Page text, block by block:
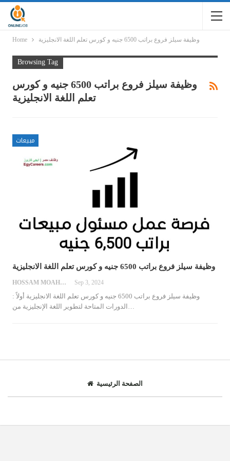
Home وظيفة سيلز فروع براتب 6500 جنيه و كورس تعلم اللغة الانجليزية
Browsing Tag
وظيفة سيلز فروع براتب 6500 جنيه و كورس
تعلم اللغة الانجليزية
مبيعات
وظيفة سيلز فروع براتب 6500 جنيه و كورس تعلم اللغة الانجليزية
HOSSAM MOAHMED Sep 3, 2024
وظيفة سيلز فروع براتب 6500 جنيه و كورس تعلم اللغة الانجليزية
أولاً :
الدورات المتاحة لتطوير اللغة الإنجليزية من
الصفحة الرئيسية